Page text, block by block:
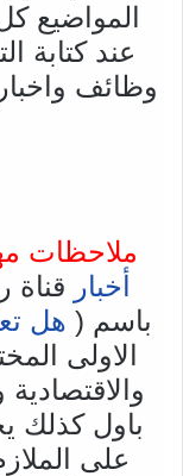
عند كتابة
وظائف
ملاحظات
أخبار قناة
باسم ( هل
الاولى
باول كذلك
على